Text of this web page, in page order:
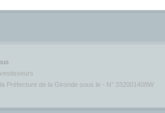
Préfecture de la Gironde sous le - N° 332001408W